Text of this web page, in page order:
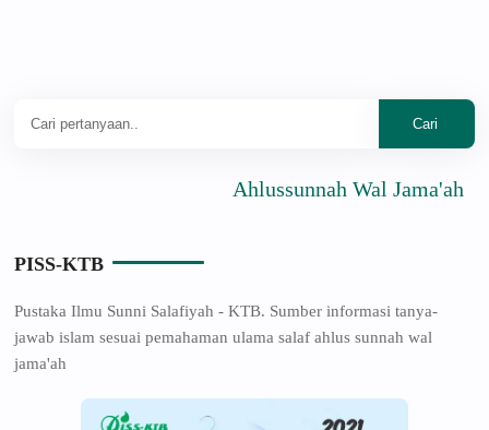
Ahlussunnah Wal Jama'ah
PISS-KTB
Pustaka Ilmu Sunni Salafiyah - KTB. Sumber informasi tanya-
jawab islam sesuai pemahaman ulama salaf ahlus sunnah wal
jama'ah